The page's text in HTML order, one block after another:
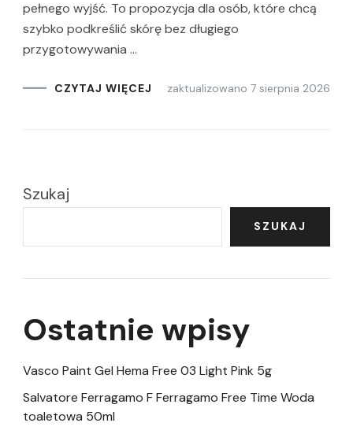
pełnego wyjść. To propozycja dla osób, które chcą
szybko podkreślić skórę bez długiego
przygotowywania …
CZYTAJ WIĘCEJ zaktualizowano 7 sierpnia 2026
Szukaj
SZUKAJ
Ostatnie wpisy
Vasco Paint Gel Hema Free 03 Light Pink 5g
Salvatore Ferragamo F Ferragamo Free Time Woda
toaletowa 50ml